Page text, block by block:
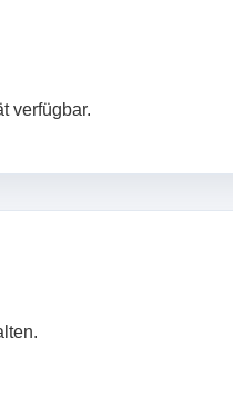
verfügbar.